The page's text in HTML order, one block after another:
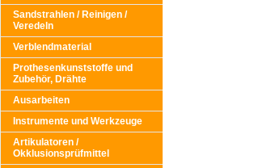
Sandstrahlen / Reinigen /
Veredeln
Verblendmaterial
Prothesenkunststoffe und
Zubehör, Drähte
Ausarbeiten
Instrumente und Werkzeuge
Artikulatoren /
Okklusionsprüfmittel